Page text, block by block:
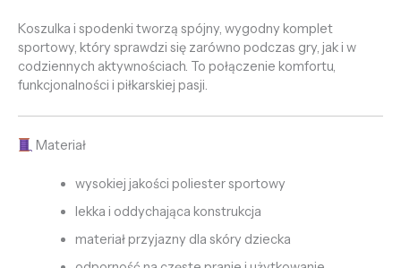
Koszulka i spodenki tworzą spójny, wygodny komplet
sportowy, który sprawdzi się zarówno podczas gry, jak i w
codziennych aktywnościach. To połączenie komfortu,
funkcjonalności i piłkarskiej pasji.
Materiał
wysokiej jakości poliester sportowy
lekka i oddychająca konstrukcja
materiał przyjazny dla skóry dziecka